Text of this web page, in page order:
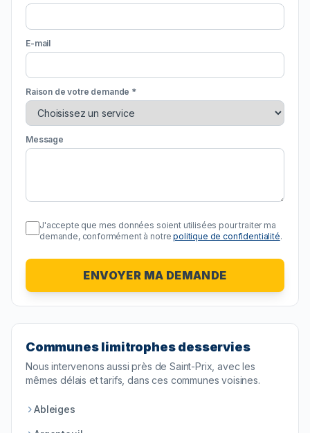
E-mail
Raison de votre demande *
Message
J'accepte que mes données soient utilisées pour traiter ma
demande, conformément à notre politique de confidentialité.
ENVOYER MA DEMANDE
Communes limitrophes desservies
Nous intervenons aussi près deSaint-Prix , avec les
mêmes délais et tarifs, dans ces communes voisines.
Ableiges